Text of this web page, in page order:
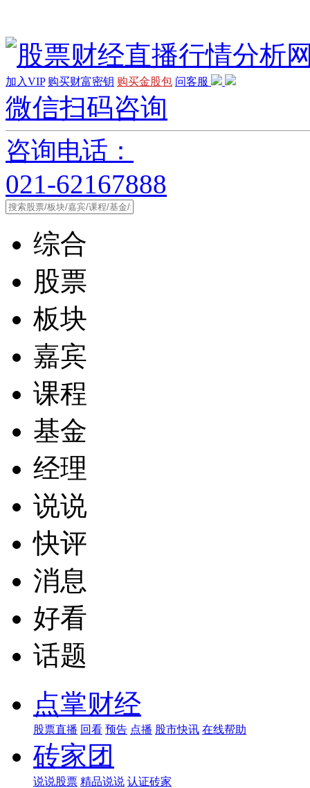
加入VIP 购买财富密钥 购买金股包 问客服
微信扫码咨询
咨询电话：
021-62167888
综合
股票
板块
嘉宾
课程
基金
经理
说说
快评
消息
好看
话题
点掌财经
股票直播 回看 预告 点播 股市快讯 在线帮助
砖家团
说说股票 精品说说 认证砖家